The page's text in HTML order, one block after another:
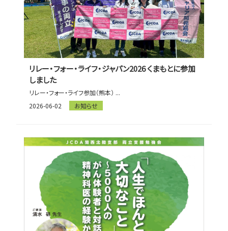
リレー・フォー・ライフ・ジャパン2026 くまもとに参加
しました
リレー・フォー・ライフ参加（熊本） ...
2026-06-02
お知らせ